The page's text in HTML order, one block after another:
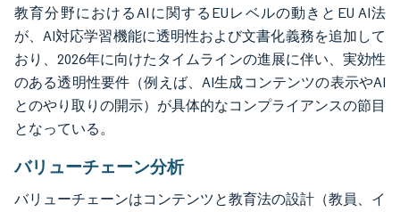
教育分野におけるAIに関するEUレベルの動きとEU AI法
が、AI対応学習機能に透明性および文書化義務を追加して
おり、2026年に向けたタイムラインの進展に伴い、実効性
のある透明性要件（例えば、AI生成コンテンツの表示やAI
とのやり取りの開示）が具体的なコンプライアンスの節目
となっている。
バリューチェーン分析
バリューチェーンはコンテンツと教育法の設計（教員、イ